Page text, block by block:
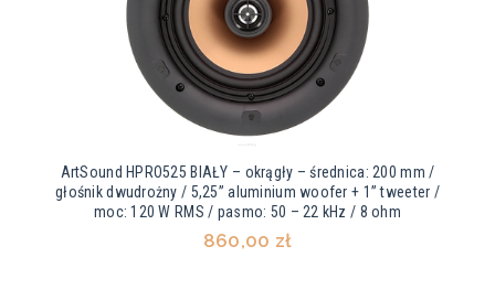
ArtSound HPRO525 BIAŁY – okrągły – średnica: 200 mm /
głośnik dwudrożny / 5,25” aluminium woofer + 1” tweeter /
moc: 120 W RMS / pasmo: 50 – 22 kHz / 8 ohm
860,00 zł